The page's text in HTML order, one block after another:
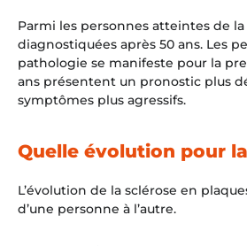
Parmi les personnes atteintes de la
diagnostiquées après 50 ans. Les
pathologie se manifeste pour la
ans présentent un pronostic plus
symptômes plus agressifs.
Quelle évolution pour la
L’évolution de la sclérose en
d’une personne à l’autre.